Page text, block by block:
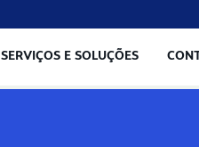
SERVIÇOS E SOLUÇÕES